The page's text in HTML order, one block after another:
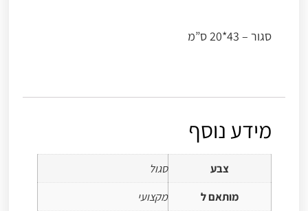
סגור – 43*20 ס”מ
מידע נוסף
צבע
סגול
מותאם ל
מקצועי